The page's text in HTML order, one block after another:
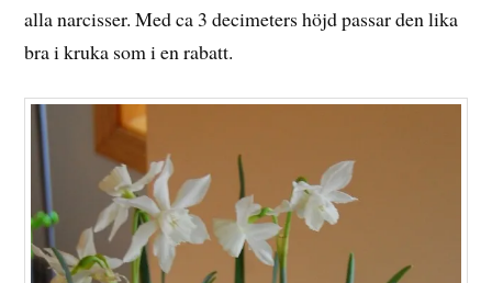
alla narcisser. Med ca 3 decimeters höjd passar den lika
bra i kruka som i en rabatt.